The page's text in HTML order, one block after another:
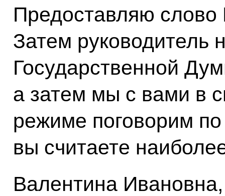
Предоставляю
Затем руководитель
Государственной
а затем мы с вами в
режиме поговорим
вы считаете
Валентина